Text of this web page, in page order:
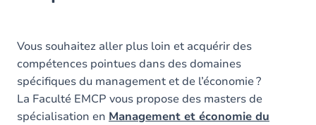
Vous souhaitez aller plus loin et acquérir des
compétences pointues dans des domaines
spécifiques du management et de l’économie ?
La Faculté EMCP vous propose des masters de
spécialisation en Management et économie du